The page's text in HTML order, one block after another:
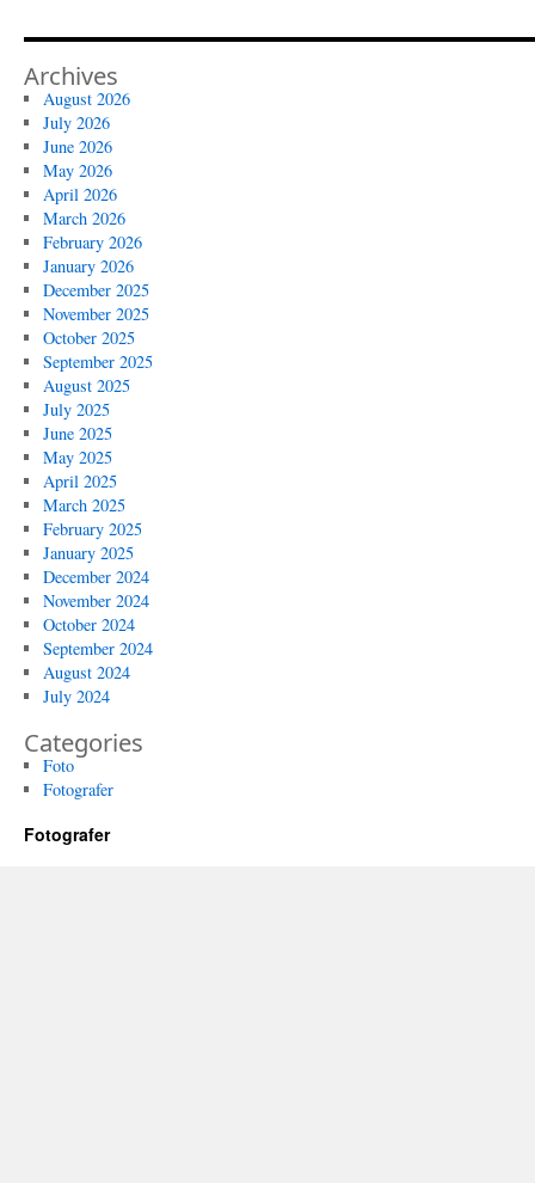
Archives
August 2026
July 2026
June 2026
May 2026
April 2026
March 2026
February 2026
January 2026
December 2025
November 2025
October 2025
September 2025
August 2025
July 2025
June 2025
May 2025
April 2025
March 2025
February 2025
January 2025
December 2024
November 2024
October 2024
September 2024
August 2024
July 2024
Categories
Foto
Fotografer
Fotografer